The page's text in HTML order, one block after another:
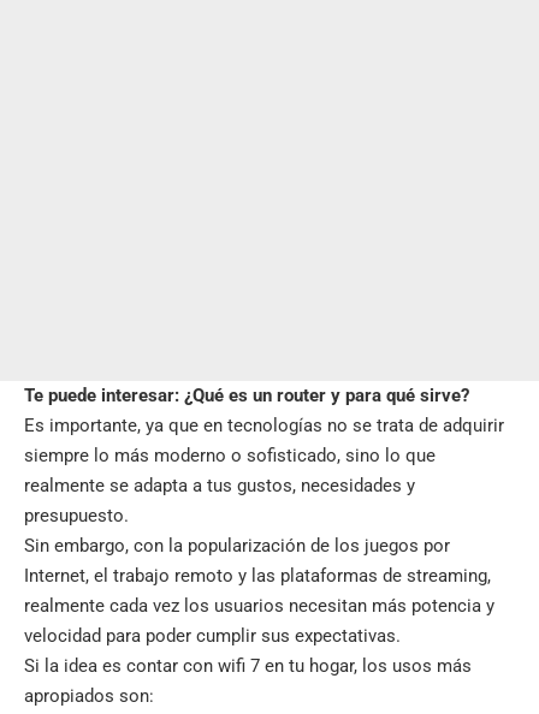
Te puede interesar: ¿Qué es un router y para qué sirve?
Es importante, ya que en tecnologías no se trata de adquirir
siempre lo más moderno o sofisticado, sino lo que
realmente se adapta a tus gustos, necesidades y
presupuesto.
Sin embargo, con la popularización de los juegos por
Internet, el trabajo remoto y las plataformas de streaming,
realmente cada vez los usuarios necesitan más potencia y
velocidad para poder cumplir sus expectativas.
Si la idea es contar con wifi 7 en tu hogar, los usos más
apropiados son: